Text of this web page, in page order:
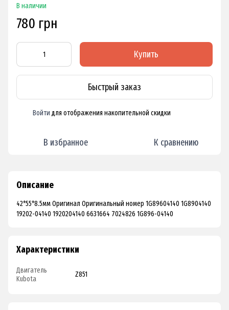
В наличии
780 грн
Купить
Быстрый заказ
Войти для отображения накопительной скидки
В избранное К сравнению
Описание
42*55*8.5мм Оригинал Оригинальный номер 1G89604140 1G8904140
19202-04140 1920204140 6631664 7024826 1G896-04140
Характеристики
Двигатель
Kubota
Z851